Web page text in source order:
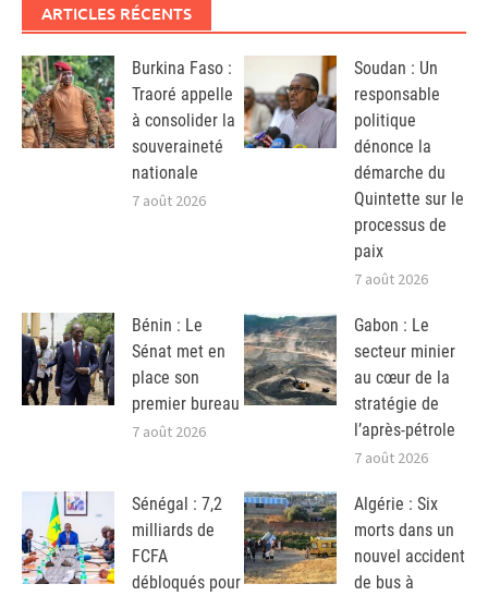
ARTICLES RÉCENTS
Burkina Faso :
Traoré appelle
à consolider la
souveraineté
nationale
7 août 2026
Soudan : Un
responsable
politique
dénonce la
démarche du
Quintette sur le
processus de
paix
7 août 2026
Bénin : Le
Sénat met en
place son
premier bureau
7 août 2026
Gabon : Le
secteur minier
au cœur de la
stratégie de
l’après-pétrole
7 août 2026
Sénégal : 7,2
milliards de
FCFA
débloqués pour
Algérie : Six
morts dans un
nouvel accident
de bus à